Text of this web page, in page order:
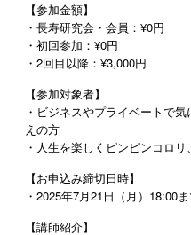
【参加金額】
・長寿研究会・会員：¥0円
・初回参加：¥0円
・2回目以降：¥3,000円
【参加対象者】
・ビジネスやプライベートで
えの方
・人生を楽しくピンピンコロ
【お申込み締切日時】
・2025年7月21日（月）18:00
【講師紹介】